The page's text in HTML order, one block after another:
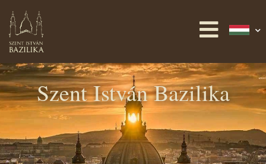
Szent István Bazilika